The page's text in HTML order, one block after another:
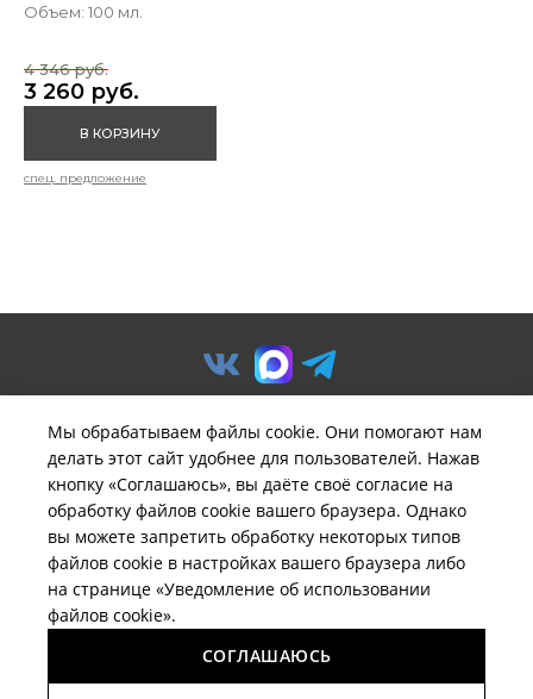
Объем: 100 мл.
3 260 руб.
4 346 руб.
В КОРЗИНУ
спец. предложение
© ООО «Предприятие «Удача».
Политика обработки
персональных данных
Вся информация на сайтеbrelil-russia.ruимеет
исключительно информационный характер и не может
быть определена как публичная оферта ни при каких
обстоятельствах.
Мы обрабатываем файлы cookie. Они помогают нам
делать этот сайт удобнее для пользователей. Нажав
кнопку «Соглашаюсь», вы даёте своё согласие на
обработку файлов cookie вашего браузера. Однако
вы можете запретить обработку некоторых типов
файлов cookie в настройках вашего браузера либо
на странице «Уведомление об использовании
файлов cookie».
СОГЛАШАЮСЬ